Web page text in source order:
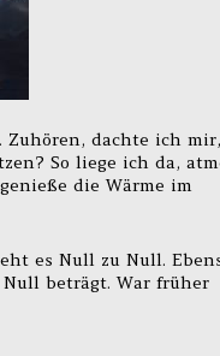
Zuhören, dachte ich mir,
So liege ich da,
die Wärme im
es Null zu Null.
beträgt. War früher